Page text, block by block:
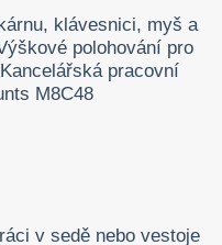
v sedě nebo vestoje